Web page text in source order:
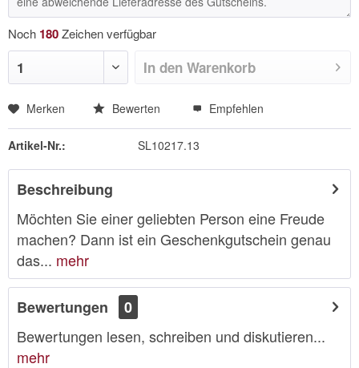
Noch 180Zeichen verfügbar
In den Warenkorb
Merken Bewerten Empfehlen
Artikel-Nr.: SL10217.13
Beschreibung
Möchten Sie einer geliebten Person eine Freude
machen? Dann ist ein Geschenkgutschein genau
das... mehr
Bewertungen
0
Bewertungen lesen, schreiben und diskutieren...
mehr